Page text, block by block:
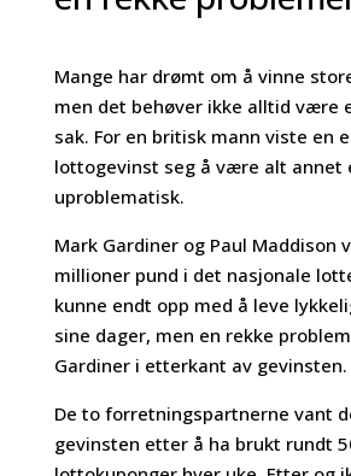
Mange har drømt om å vinne
men det behøver ikke alltid være
sak. For en britisk mann viste en
lottogevinst seg å være alt annet
uproblematisk.
Mark Gardiner og Paul Maddison
millioner pund i det nasjonale
kunne endt opp med å leve
sine dager, men en rekke
Gardiner i etterkant av gevinsten.
De to forretningspartnerne vant
gevinsten etter å ha brukt rundt